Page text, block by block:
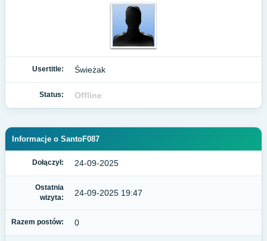
Usertitle: Świeżak
Status: Offline
Informacje o SantoF087
Dołączył: 24-09-2025
Ostatnia
wizyta:
24-09-2025 19:47
Razem postów: 0